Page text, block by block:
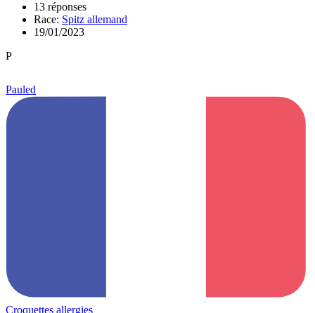
13 réponses
Race: Spitz allemand
19/01/2023
P
Pauled
Croquettes allergies